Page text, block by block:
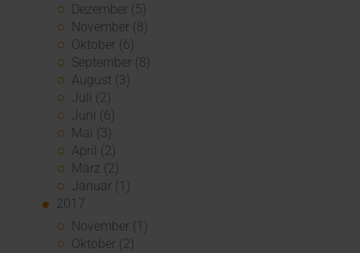
Dezember (5)
November (8)
Oktober (6)
September (8)
August (3)
Juli (2)
Juni (6)
Mai (3)
April (2)
März (2)
Januar (1)
2017
November (1)
Oktober (2)